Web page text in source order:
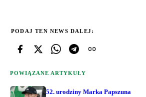
PODAJ TEN NEWS DALEJ:
POWIĄZANE ARTYKUŁY
52. urodziny Marka Papszuna